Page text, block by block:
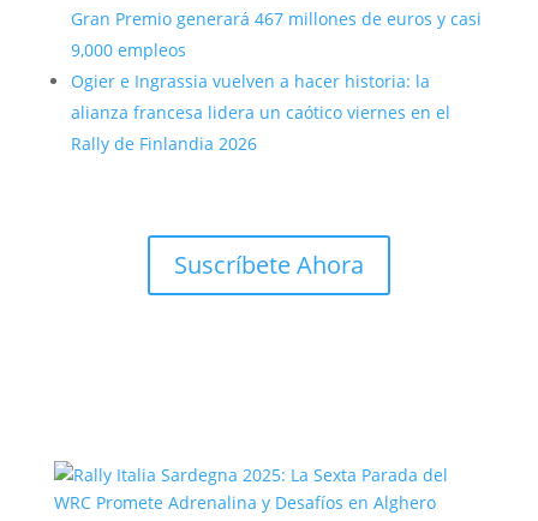
Gran Premio generará 467 millones de euros y casi
9,000 empleos
Ogier e Ingrassia vuelven a hacer historia: la
alianza francesa lidera un caótico viernes en el
Rally de Finlandia 2026
Suscríbete Ahora